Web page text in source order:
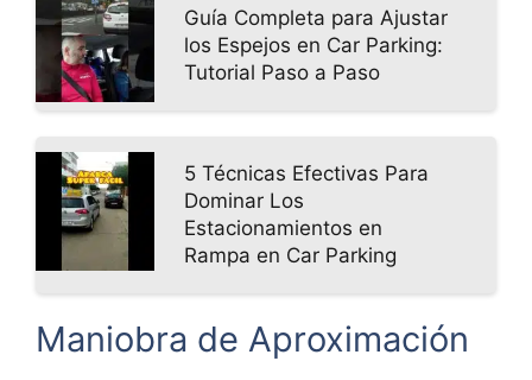
Guía Completa para Ajustar
los Espejos en Car Parking:
Tutorial Paso a Paso
5 Técnicas Efectivas Para
Dominar Los
Estacionamientos en
Rampa en Car Parking
Maniobra de Aproximación